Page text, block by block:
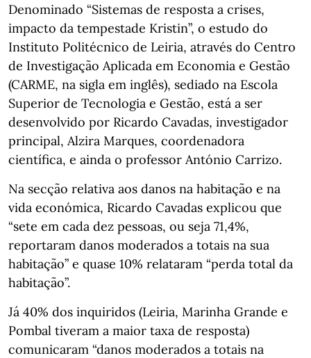
Denominado “Sistemas de resposta a crises,
impacto da tempestade Kristin”, o estudo do
Instituto Politécnico de Leiria, através do Centro
de Investigação Aplicada em Economia e Gestão
(CARME, na sigla em inglês), sediado na Escola
Superior de Tecnologia e Gestão, está a ser
desenvolvido por Ricardo Cavadas, investigador
principal, Alzira Marques, coordenadora
científica, e ainda o professor António Carrizo.
Na secção relativa aos danos na habitação e na
vida económica, Ricardo Cavadas explicou que
“sete em cada dez pessoas, ou seja 71,4%,
reportaram danos moderados a totais na sua
habitação” e quase 10% relataram “perda total da
habitação”.
Já 40% dos inquiridos (Leiria, Marinha Grande e
Pombal tiveram a maior taxa de resposta)
comunicaram “danos moderados a totais na